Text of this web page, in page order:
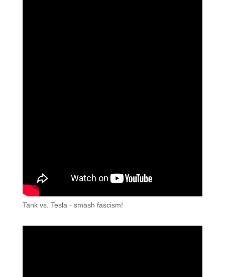
Tank vs. Tesla - smash fascism!